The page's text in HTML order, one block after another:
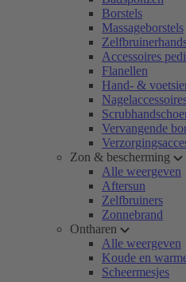
Borstels
Massageborstels
Accessoires
Flanellen
Hand- &
Vervangende
Zon & bescherming
Alle weergeven
Aftersun
Zelfbruiners
Zonnebrand
Ontharen
Alle weergeven
Koude en
Scheermesjes